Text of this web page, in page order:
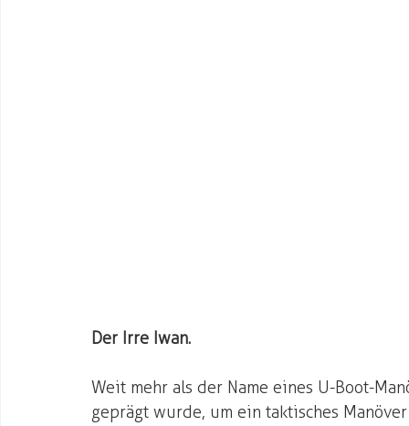
Der Irre Iwan.
Weit mehr als der Name eines U-Boot-
geprägt wurde, um ein taktisches